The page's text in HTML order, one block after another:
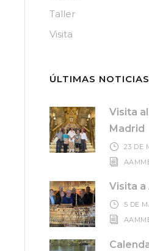
Taller
Visita
ÚLTIMAS NOTICIAS
Visita
Madrid
23 DE
Visita a
5 DE